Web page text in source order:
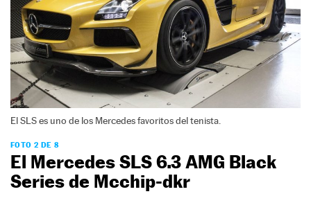
El SLS es uno de los Mercedes favoritos del tenista.
FOTO 2 DE 8
El Mercedes SLS 6.3 AMG Black
Series de Mcchip-dkr